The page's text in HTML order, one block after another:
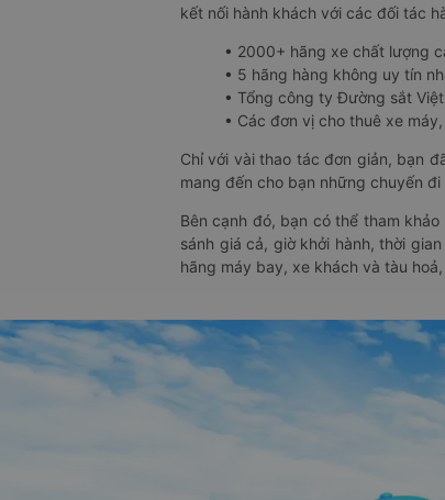
kết nối hành khách với các đối tác
• 2000+ hãng xe chất lượng
• 5 hãng hàng không uy tín
• Tổng công ty Đường sắt
• Các đơn vị cho thuê xe
Chỉ với vài thao tác đơn giản, bạn
mang đến cho bạn những chuyến
Bên cạnh đó, bạn có thể tham
sánh giá cả, giờ khởi hành, thời
hãng máy bay, xe khách và tàu